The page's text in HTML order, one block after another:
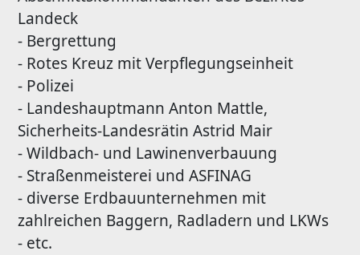
Landeck
- Bergrettung
- Rotes Kreuz mit Verpflegungseinheit
- Polizei
- Landeshauptmann Anton Mattle,
Sicherheits-Landesrätin Astrid Mair
- Wildbach- und Lawinenverbauung
- Straßenmeisterei und ASFINAG
- diverse Erdbauunternehmen mit
zahlreichen Baggern, Radladern und LKWs
- etc.